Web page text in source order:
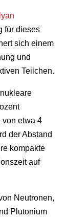
für dieses
sich einem
und
Teilchen.
von etwa 4
der Abstand
kompakte
auf
Neutronen,
Plutonium